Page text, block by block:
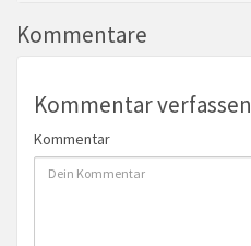
Kommentare
Kommentar verfassen
Kommentar